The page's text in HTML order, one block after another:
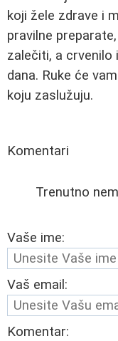
koji žele zdrave i
pravilne
zalečiti, a crvenilo
dana. Ruke će
koju zaslužuju.
Komentari
Trenutno
Vaše ime:
Vaš email:
Komentar: